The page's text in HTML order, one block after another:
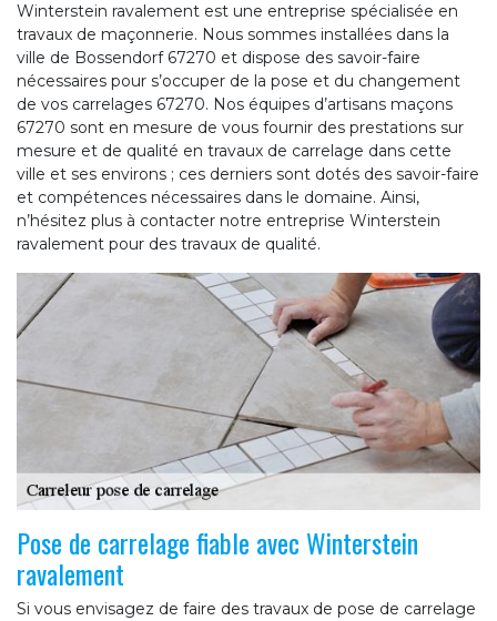
Winterstein ravalement est une entreprise spécialisée en
travaux de maçonnerie. Nous sommes installées dans la
ville de Bossendorf 67270 et dispose des savoir-faire
nécessaires pour s’occuper de la pose et du changement
de vos carrelages 67270. Nos équipes d’artisans maçons
67270 sont en mesure de vous fournir des prestations sur
mesure et de qualité en travaux de carrelage dans cette
ville et ses environs ; ces derniers sont dotés des savoir-faire
et compétences nécessaires dans le domaine. Ainsi,
n’hésitez plus à contacter notre entreprise Winterstein
ravalement pour des travaux de qualité.
Pose de carrelage fiable avec Winterstein
ravalement
Si vous envisagez de faire des travaux de pose de carrelage